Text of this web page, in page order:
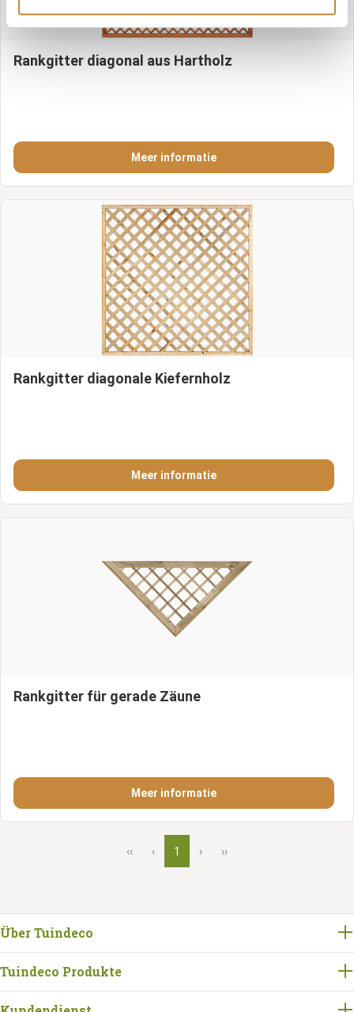
Rankgitter diagonal aus Hartholz
Meer informatie
Rankgitter diagonale Kiefernholz
Meer informatie
Rankgitter für gerade Zäune
Meer informatie
‹‹ ‹ 1 › ››
Über Tuindeco
Tuindeco Produkte